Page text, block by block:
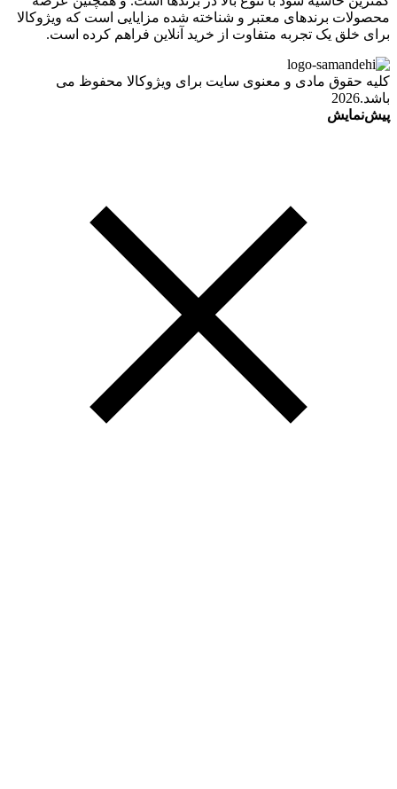
محصولات برندهای معتبر و شناخته شده مزایایی است که ویژوکالا
برای خلق یک تجربه متفاوت از خرید آنلاین فراهم کرده است.
کلیه حقوق مادی و معنوی سایت برای ویژوکالا محفوظ می
باشد.2026
پیش‌نمایش